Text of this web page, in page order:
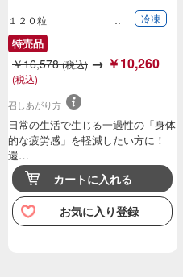
１２０粒 冷凍
特売品
￥16,578(税込) → ￥10,260
(税込)
召しあがり方
日常の生活で生じる一過性の「身体
的な疲労感」を軽減したい方に！
還…
カートに入れる
お気に入り登録